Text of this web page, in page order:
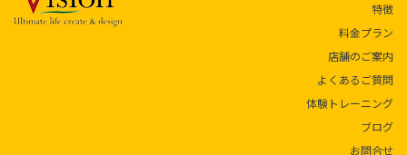
特徴
料金プラン
店舗のご案内
よくあるご質問
体験トレーニング
ブログ
お問合せ